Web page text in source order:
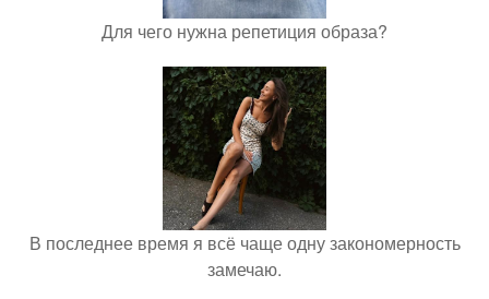
Для чего нужна репетиция образа?
В последнее время я всё чаще одну закономерность
замечаю.